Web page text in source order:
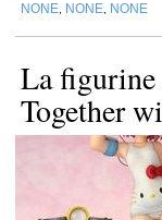
NONE NONE NONE
La
Together